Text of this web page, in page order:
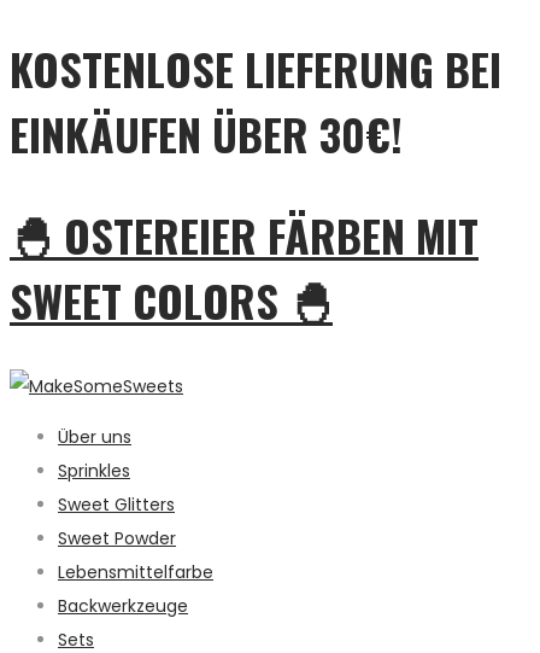
KOSTENLOSE LIEFERUNG BEI
EINKÄUFEN ÜBER 30€!
🐣 OSTEREIER FÄRBEN MIT
SWEET COLORS 🐣
Über uns
Sprinkles
Sweet Glitters
Sweet Powder
Lebensmittelfarbe
Backwerkzeuge
Sets